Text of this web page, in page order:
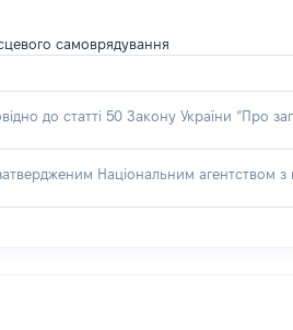
самоврядування
до статті 50 Закону України “Про
Національним агентством з